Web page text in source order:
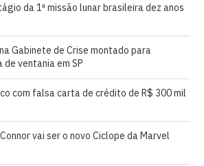
da 1ª missão lunar brasileira dez anos
Gabinete de Crise montado para
ventania em SP
com falsa carta de crédito de R$ 300 mil
vai ser o novo Ciclope da Marvel